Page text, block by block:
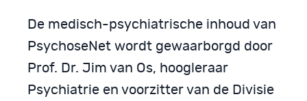
De medisch-psychiatrische inhoud van
PsychoseNet wordt gewaarborgd door
Prof. Dr. Jim van Os, hoogleraar
Psychiatrie en voorzitter van de Divisie